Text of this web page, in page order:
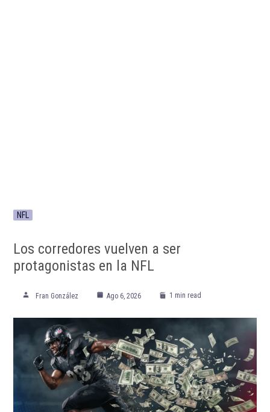
NFL
Los corredores vuelven a ser
protagonistas en la NFL
Fran González Ago 6, 2026 1 min read